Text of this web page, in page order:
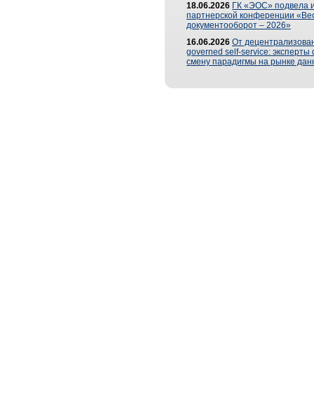
18.06.2026 ГК «ЭОС» подвела
партнерской конференции
документооборот – 2026»
16.06.2026 От
governed self-service: эксперты
смену парадигмы на рынке